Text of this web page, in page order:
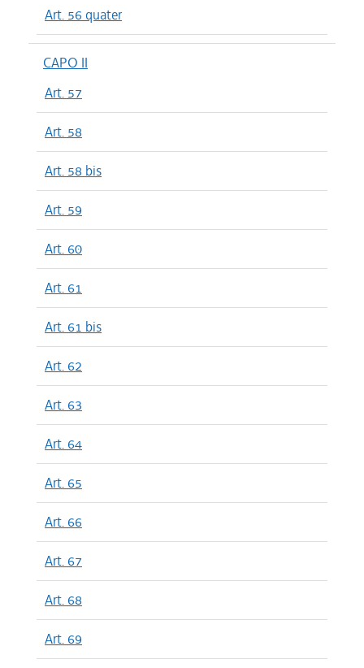
Art. 56 quater
CAPO II
Art. 57
Art. 58
Art. 58 bis
Art. 59
Art. 60
Art. 61
Art. 61 bis
Art. 62
Art. 63
Art. 64
Art. 65
Art. 66
Art. 67
Art. 68
Art. 69